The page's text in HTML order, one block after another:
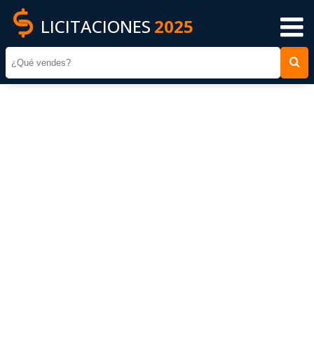
LICITACIONES 2025